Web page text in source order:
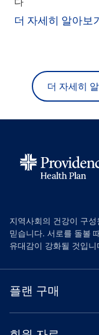
더 자세히 알아보
더 자세히
지역사회의 건강이 구
믿습니다. 서로를 돌볼
유대감이 강화될 것입니
플랜 구매